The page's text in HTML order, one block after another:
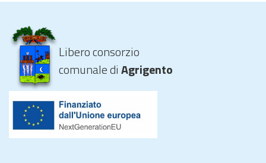
Libero consorzio
comunale diAgrigento